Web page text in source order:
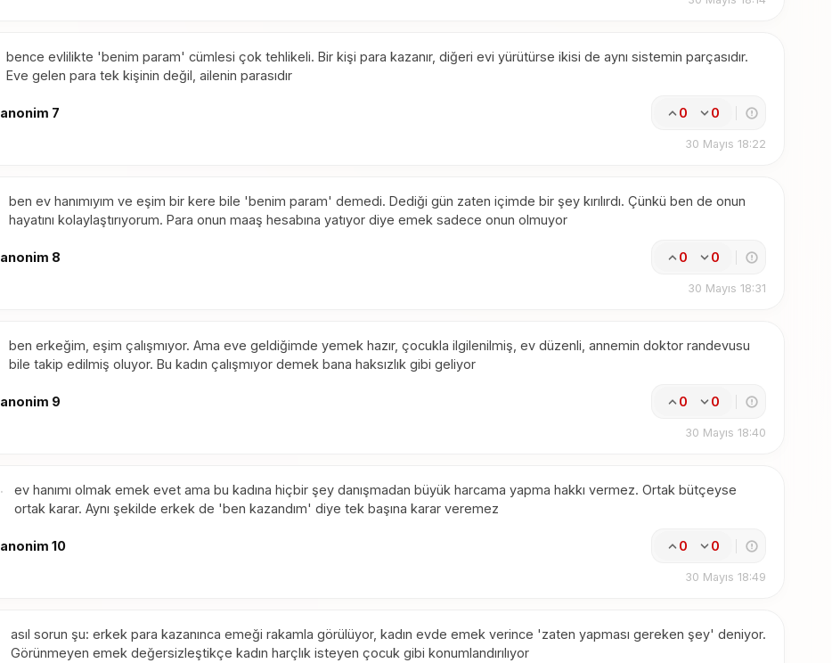
bence evlilikte 'benim param' cümlesi çok tehlikeli. Bir kişi para kazanır, diğeri evi yürütürse ikisi de aynı sistemin parçasıdır.
Eve gelen para tek kişinin değil, ailenin parasıdır
anonim 7 0 0
30 Mayıs 18:22
ben ev hanımıyım ve eşim bir kere bile 'benim param' demedi. Dediği gün zaten içimde bir şey kırılırdı. Çünkü ben de onun
hayatını kolaylaştırıyorum. Para onun maaş hesabına yatıyor diye emek sadece onun olmuyor
anonim 8 0 0
30 Mayıs 18:31
ben erkeğim, eşim çalışmıyor. Ama eve geldiğimde yemek hazır, çocukla ilgilenilmiş, ev düzenli, annemin doktor randevusu
bile takip edilmiş oluyor. Bu kadın çalışmıyor demek bana haksızlık gibi geliyor
anonim 9 0 0
30 Mayıs 18:40
.
ev hanımı olmak emek evet ama bu kadına hiçbir şey danışmadan büyük harcama yapma hakkı vermez. Ortak bütçeyse
ortak karar. Aynı şekilde erkek de 'ben kazandım' diye tek başına karar veremez
anonim 10 0 0
30 Mayıs 18:49
asıl sorun şu: erkek para kazanınca emeği rakamla görülüyor, kadın evde emek verince 'zaten yapması gereken şey' deniyor.
Görünmeyen emek değersizleştikçe kadın harçlık isteyen çocuk gibi konumlandırılıyor